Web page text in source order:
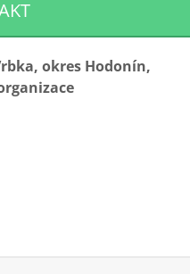
okres Hodonín,